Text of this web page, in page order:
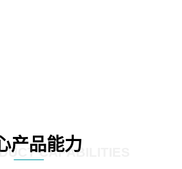
产品能力
CAPABILITIES